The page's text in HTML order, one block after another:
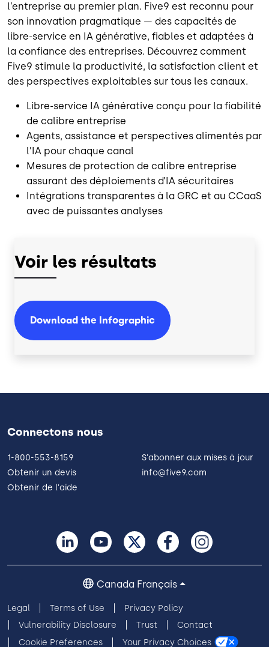
l’entreprise au premier plan. Five9 est reconnu pour
son innovation pragmatique — des capacités de
libre-service en IA générative, fiables et adaptées à
la confiance des entreprises. Découvrez comment
Five9 stimule la productivité, la satisfaction client et
des perspectives exploitables sur tous les canaux.
Libre-service IA générative conçu pour la fiabilité
de calibre entreprise
Agents, assistance et perspectives alimentés par
l’IA pour chaque canal
Mesures de protection de calibre entreprise
assurant des déploiements d’IA sécuritaires
Intégrations transparentes à la GRC et au CCaaS
avec de puissantes analyses
Voir les résultats
Download the Infographic
Connectons nous
1-800-553-8159
Obtenir un devis
Obtenir de l'aide
S'abonner aux mises à jour
info@five9.com
Legal Terms of Use
Privacy Policy
Vulnerability Disclosure
Trust
Contact
Cookie Preferences
Your Privacy Choices
Canada Français